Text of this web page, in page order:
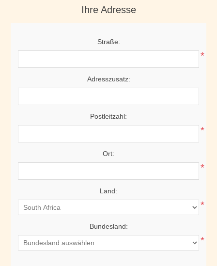
Ihre Adresse
Straße:
*
Adresszusatz:
Postleitzahl:
*
Ort:
*
Land:
*
Bundesland:
*